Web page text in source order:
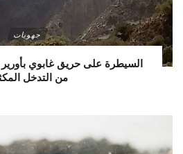
جهويات
السيطرة على حريق غابوي
من التدخل